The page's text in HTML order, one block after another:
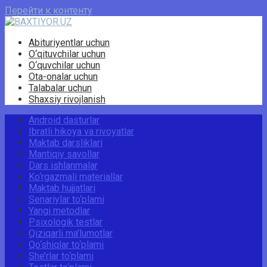
Перейти к контенту
Abituriyentlar uchun
O‘qituvchilar uchun
O‘quvchilar uchun
Ota-onalar uchun
Talabalar uchun
Shaxsiy rivojlanish
Android dasturlar
Ibratli hikoya va rivoyatlar
Maktab darsliklari
Mantiqiy savollar
Dars ishlanmalar
Ko‘rgazmali materiallar
Maktab hujjatlari
Senariylar to‘plami
Yangi metodlar
Psixologik testlar
Qiziqarli ma’lumotlar
Qo‘shiqlar to‘plami
She’rlar to‘plami